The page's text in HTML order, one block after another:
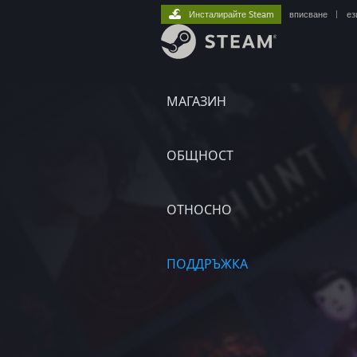
МАГАЗИН
ОБЩНОСТ
ОТНОСНО
ПОДДРЪЖКА
Инсталирайте Steam вписване